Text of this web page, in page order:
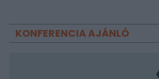
KONFERENCIA AJÁNLÓ